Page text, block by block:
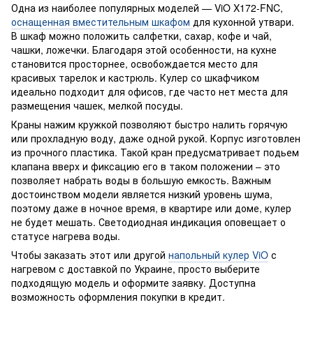
Одна из наиболее популярных моделей — ViO X172-FNC,
оснащенная вместительным шкафом для кухонной утвари.
В шкаф можно положить салфетки, сахар, кофе и чай,
чашки, ложечки. Благодаря этой особенности, на кухне
становится просторнее, освобождается место для
красивых тарелок и кастрюль. Кулер со шкафчиком
идеально подходит для офисов, где часто нет места для
размещения чашек, мелкой посуды.
Краны нажим кружкой позволяют быстро налить горячую
или прохладную воду, даже одной рукой. Корпус изготовлен
из прочного пластика. Такой кран предусматривает подьем
клапана вверх и фиксацию его в таком положении – это
позволяет набрать воды в большую емкость. Важным
достоинством модели является низкий уровень шума,
поэтому даже в ночное время, в квартире или доме, кулер
не будет мешать. Светодиодная индикация оповещает о
статусе нагрева воды.
Чтобы заказать этот или другой напольный кулер ViO с
нагревом с доставкой по Украине, просто выберите
подходящую модель и оформите заявку. Доступна
возможность оформления покупки в кредит.